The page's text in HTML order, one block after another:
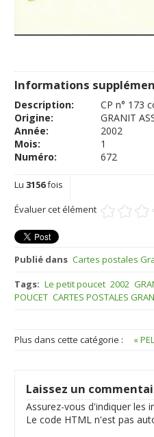
Informations
Description:
CP n° 173
Origine:
GRANIT
Année:
2002
Mois:
1
Numéro:
672
Lu3156fois
Évaluer cet élément
Publié dans Cartes postales
Tags: Le petit poucet 2002
POUCET CARTES POSTALES
Plus dans cette catégorie : «
Laissez un
Assurez-vous d'indiquer les
Le code HTML n'est pas